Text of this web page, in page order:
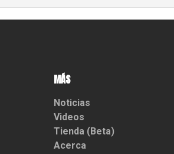
MÁS
Noticias
Videos
Tienda (Beta)
Acerca